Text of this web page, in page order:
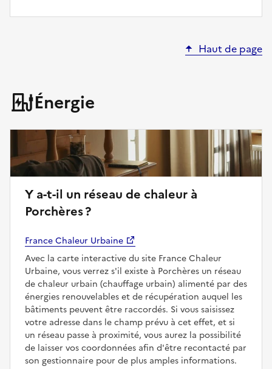
Haut de page
Énergie
Y a-t-il un réseau de chaleur à
Porchères ?
France Chaleur Urbaine
Avec la carte interactive du site France Chaleur
Urbaine, vous verrez s'il existe à Porchères un réseau
de chaleur urbain (chauffage urbain) alimenté par des
énergies renouvelables et de récupération auquel les
bâtiments peuvent être raccordés. Si vous saisissez
votre adresse dans le champ prévu à cet effet, et si
un réseau passe à proximité, vous aurez la possibilité
de laisser vos coordonnées afin d'être recontacté par
son gestionnaire pour de plus amples informations.